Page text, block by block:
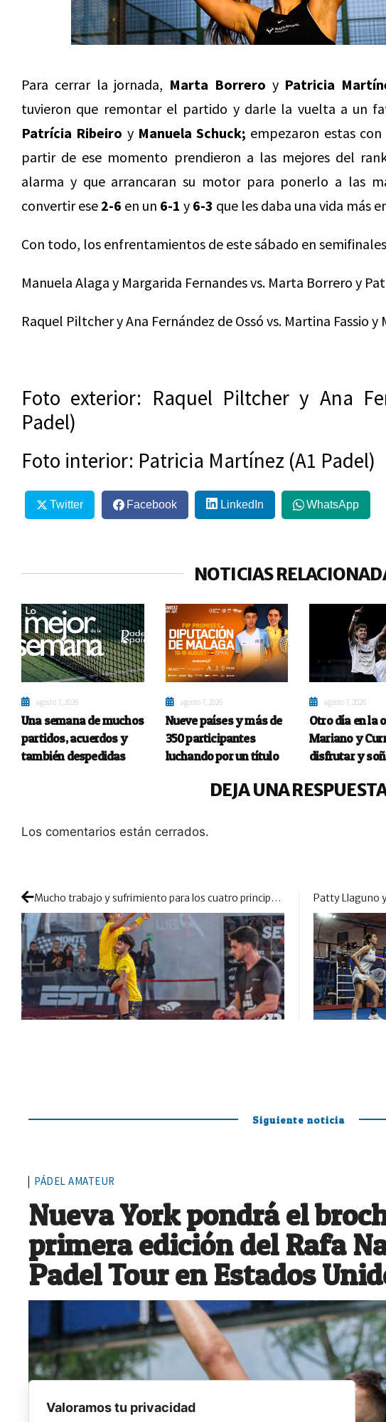
Para cerrar la jornada, Marta Borrero y Patricia
tuvieron que remontar el partido y darle la vuelta a un
Patrícia Ribeiro y Manuela Schuck; empezaron estas
partir de ese momento prendieron a las mejores del
alarma y que arrancaran su motor para ponerlo a las
convertir ese 2-6 en un 6-1 y 6-3 que les daba una vida más
Con todo, los enfrentamientos de este sábado en
Manuela Alaga y Margarida Fernandes vs. Marta Borrero y
Raquel Piltcher y Ana Fernández de Ossó vs. Martina Fassio y
Foto exterior: Raquel Piltcher y Ana
Padel)
Foto interior: Patricia Martínez (A1 Padel)
Twitter Facebook LinkedIn WhatsApp
NOTICIAS
agosto 7, 2026
Una semana de muchos
partidos, acuerdos y
también despedidas
agosto 7, 2026
Nueve países y más de
350 participantes
luchando por un título
agosto 7, 2026
Otro día en la
Mariano y
disfrutar y
DEJA UNA
Los comentarios están cerrados.
Mucho trabajo y sufrimiento para los cuatro principales candidatos a campeonar en Sevilla
Siguiente noticia
PÁDEL AMATEUR
Nueva York pondrá el
primera edición del Rafa
Padel Tour en Estados
Valoramos tu privacidad